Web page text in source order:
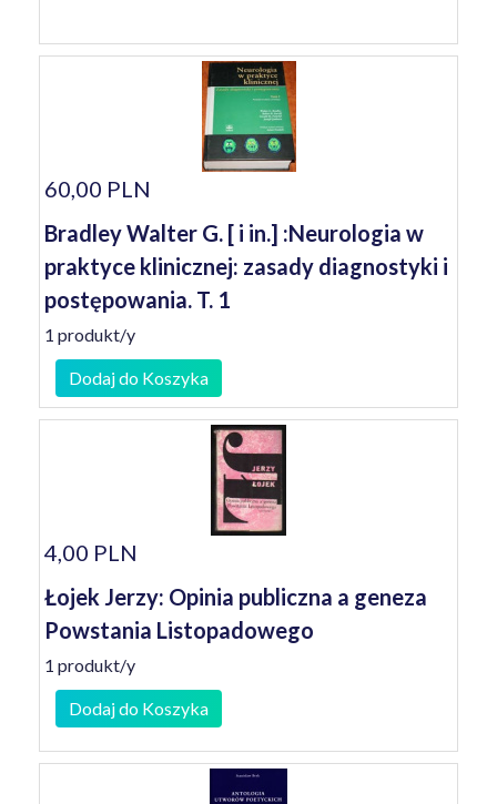
60,00 PLN
Bradley Walter G. [ i in.] :Neurologia w
praktyce klinicznej: zasady diagnostyki i
postępowania. T. 1
1 produkt/y
Dodaj do Koszyka
4,00 PLN
Łojek Jerzy: Opinia publiczna a geneza
Powstania Listopadowego
1 produkt/y
Dodaj do Koszyka